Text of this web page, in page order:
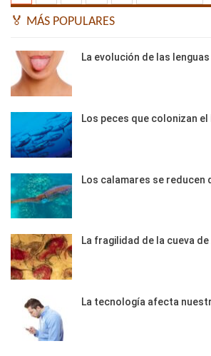
🏅 MÁS POPULARES
La evolución de las lenguas
Los peces que colonizan
Los calamares se reducen
La fragilidad de la cueva
La tecnología afecta